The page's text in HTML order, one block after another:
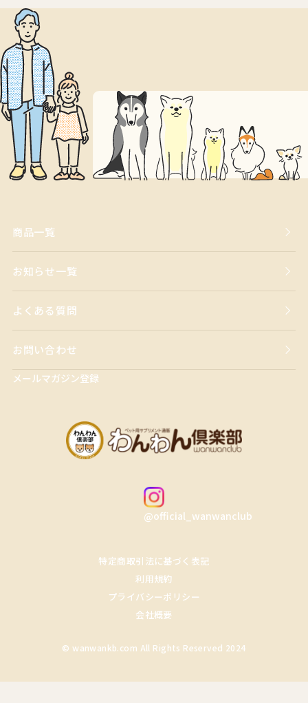
商品一覧
お知らせ一覧
よくある質問
お問い合わせ
メールマガジン登録
@official_wanwanclub
特定商取引法に基づく表記
利用規約
プライバシーポリシー
会社概要
© wanwankb.com All Rights Reserved 2024